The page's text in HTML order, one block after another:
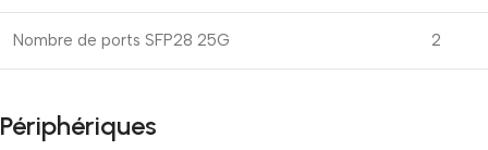
Nombre de ports SFP28 25G 2
Périphériques